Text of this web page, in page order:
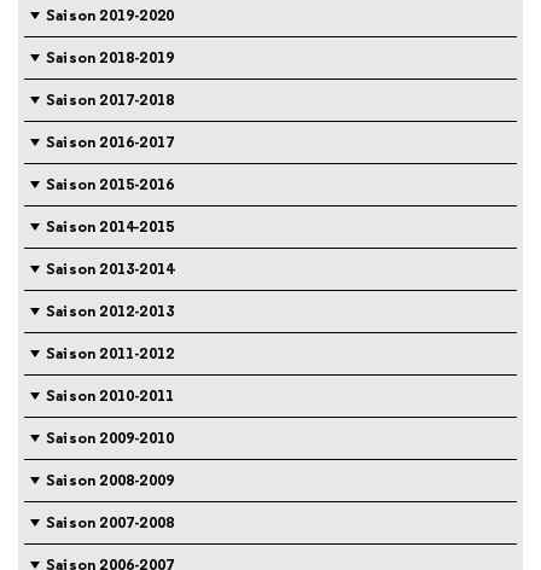
Saison 2019-2020
Saison 2018-2019
Saison 2017-2018
Saison 2016-2017
Saison 2015-2016
Saison 2014-2015
Saison 2013-2014
Saison 2012-2013
Saison 2011-2012
Saison 2010-2011
Saison 2009-2010
Saison 2008-2009
Saison 2007-2008
Saison 2006-2007